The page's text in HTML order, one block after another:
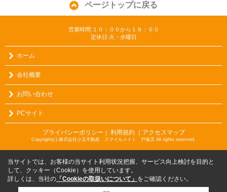
ページトップに戻る
営業時間:１０：００から１８：００
定休日:火・水曜日
ホーム
会社概要
お問い合わせ
PCサイト
プライバシーポリシー ｜ 利用規約 ｜アクセスマップ
Copyright(c) 株式会社小又不動産 スマイルメイト 戸塚店 All rights reserved.
当サイトでは、お客様の当サイト利用状況把握、サービス向上検討を目的と
して、クッキー（Cookie）を使用しています。
詳しくは、当社の 「Cookieの取扱いについて」 をご確認ください。